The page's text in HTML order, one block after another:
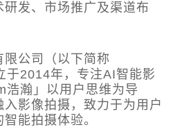
发、市场推广及渠道布
公司（以下简称
于2014年，专注AI智能影
浩瀚」以用户思维为导
影像拍摄，致力于为用户
能拍摄体验。